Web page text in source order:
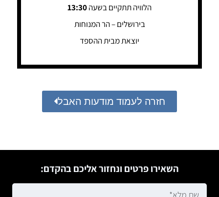
הלוויה תתקיים בשעה13:30
בירושלים – הר המנוחות
יוצאת מבית ההספד
חזרה לעמוד מודעות האבל
השאירו פרטים ונחזור אליכם בהקדם: